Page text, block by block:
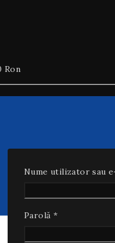
Ron
Nume utilizator sau
Parolă *